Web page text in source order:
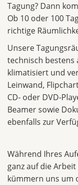
Tagung? Dann
Ob 10 oder 100
richtige
Unsere
technisch bestens
klimatisiert und
Leinwand,
CD- oder DVD-
Beamer sowie
ebenfalls zur
Während Ihres
ganz auf die
kümmern uns um